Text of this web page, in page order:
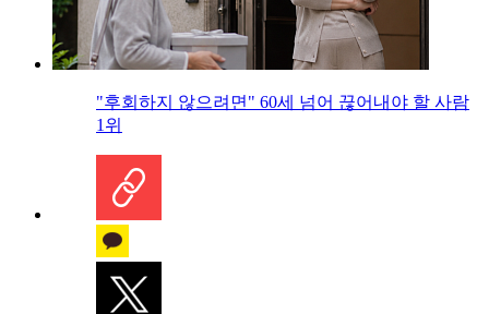
"후회하지 않으려면" 60세 넘어 끊어내야 할 사람
1위